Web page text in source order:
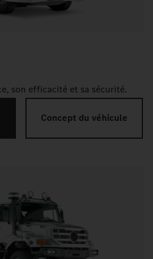
son efficacité et sa sécurité.
Concept du véhicule